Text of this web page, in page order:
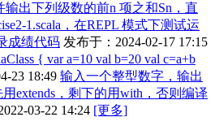
输出下列级数的前n 项之和Sn，直
1.scala，在REPL 模式下测试运
成绩代码 发布于：2024-02-17 17:15
{ var a=10 val b=20 val c=a+b
23 18:49 输入一个整型数字，输出
extends，剩下的用with，否则编译
03-22 14:24 [更多]